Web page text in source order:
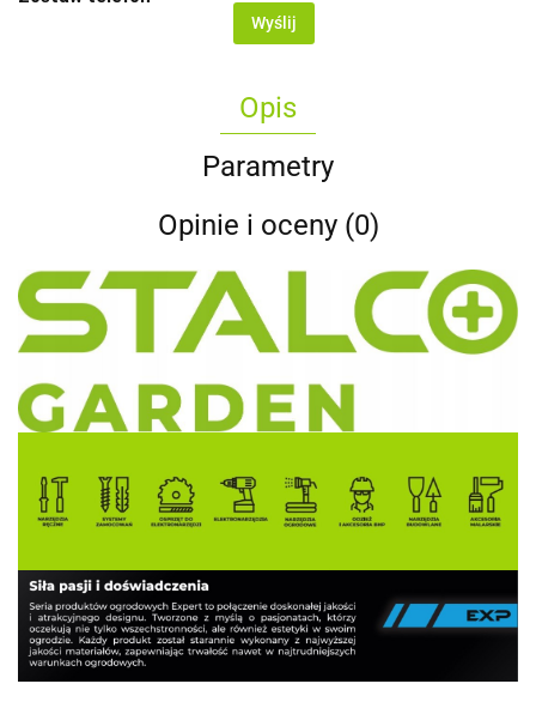
Wyślij
Opis
Parametry
Opinie i oceny (0)